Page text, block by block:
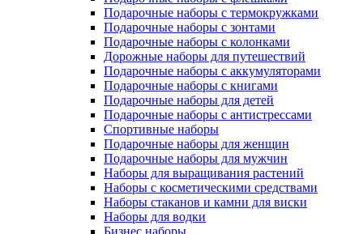
Подарочные наборы с термокружками
Подарочные наборы с зонтами
Подарочные наборы с колонками
Дорожные наборы для путешествий
Подарочные наборы с аккумуляторами
Подарочные наборы с книгами
Подарочные наборы для детей
Подарочные наборы с антистрессами
Спортивные наборы
Подарочные наборы для женщин
Подарочные наборы для мужчин
Наборы для выращивания растений
Наборы с косметическими средствами
Наборы стаканов и камни для виски
Наборы для водки
Бизнес наборы